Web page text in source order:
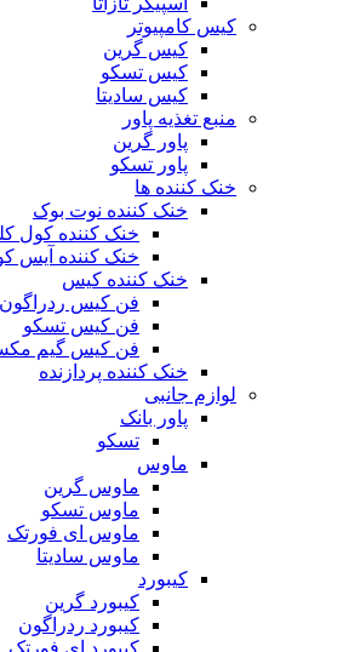
کیس کامپیوتر
کیس گرین
کیس تسکو
کیس سادیتا
منبع تغذیه‌ پاور
پاور گرین
پاور تسکو
خنک کننده ها
خنک کننده نوت بوک
خنک کننده کول
خنک کننده آیس
خنک کننده کیس
فن کیس ردراگون
فن کیس تسکو
فن کیس گیم
خنک کننده پردازنده
لوازم جانبی
پاور بانک
تسکو
ماوس
ماوس گرین
ماوس تسکو
ماوس ای فورتک
ماوس سادیتا
کیبورد
کیبورد گرین
کیبورد ردراگون
کیبورد ای فورتک